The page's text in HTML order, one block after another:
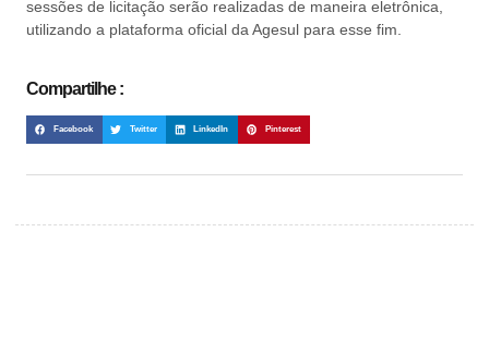
sessões de licitação serão realizadas de maneira eletrônica,
utilizando a plataforma oficial da Agesul para esse fim.
Compartilhe :
Facebook Twitter LinkedIn Pinterest